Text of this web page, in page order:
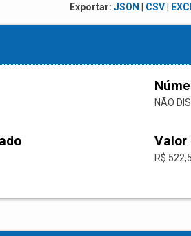
Exportar: JSON CSV|
NÃO
Valor
R$